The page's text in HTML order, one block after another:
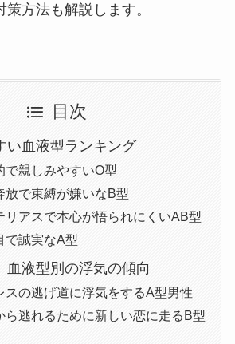
方法も解説します。
目次
い血液型ランキング
で親しみやすいO型
放で束縛が嫌いなB型
リアスで本心が悟られにくいAB型
で誠実なA型
血液型別の浮気の傾向
スの逃げ道に浮気をするA型男性
ら逃れるために新しい恋に走るB型